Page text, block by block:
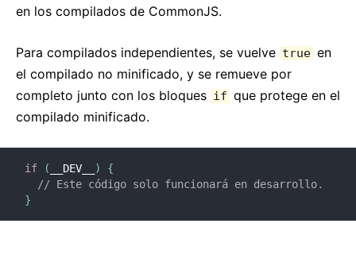
en los compilados de CommonJS.
Para compilados independientes, se vuelve true en
el compilado no minificado, y se remueve por
completo junto con los bloques if que protege en el
compilado minificado.
if ( __DEV__ )
{
// Este código solo funcionará en desarrollo.
}